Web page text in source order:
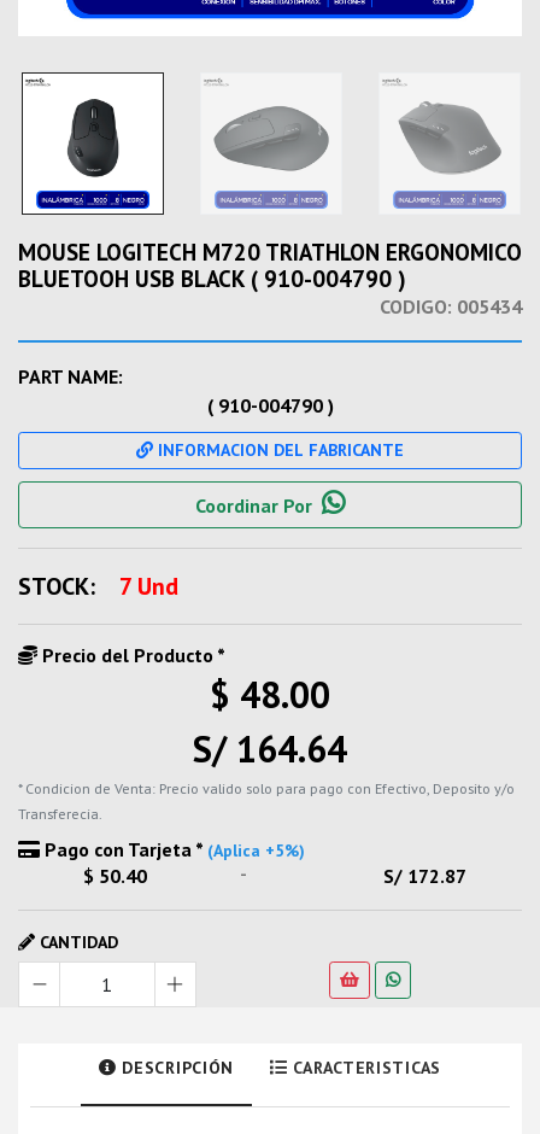
MOUSE LOGITECH M720 TRIATHLON ERGONOMICO
BLUETOOH USB BLACK ( 910-004790 )
CODIGO: 005434
PART NAME:
( 910-004790 )
INFORMACION DEL FABRICANTE
Coordinar Por
STOCK: 7 Und
Precio del Producto *
$ 48.00
S/ 164.64
* Condicion de Venta: Precio valido solo para pago con Efectivo, Deposito y/o
Transferecia.
Pago con Tarjeta * (Aplica +5%)
$ 50.40 - S/ 172.87
CANTIDAD
DESCRIPCIÓN CARACTERISTICAS